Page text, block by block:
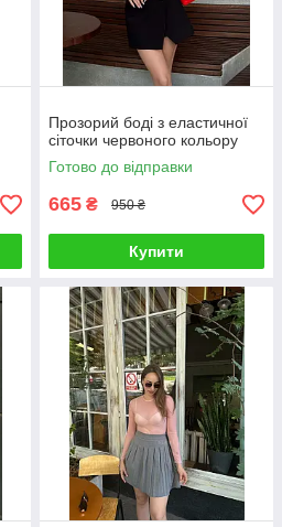
Прозорий боді з еластичної
сіточки червоного кольору
Готово до відправки
665 ₴ 950 ₴
Купити